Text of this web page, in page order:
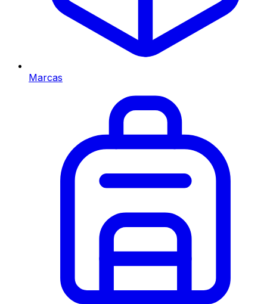
Marcas